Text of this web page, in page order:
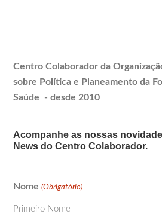
Centro Colaborador da
sobre Política e Planeamentoda
Saúde - desde 2010
Acompanhe as nossas
News do Centro Colaborador.
Nome (Obrigatório)
Primeiro Nome